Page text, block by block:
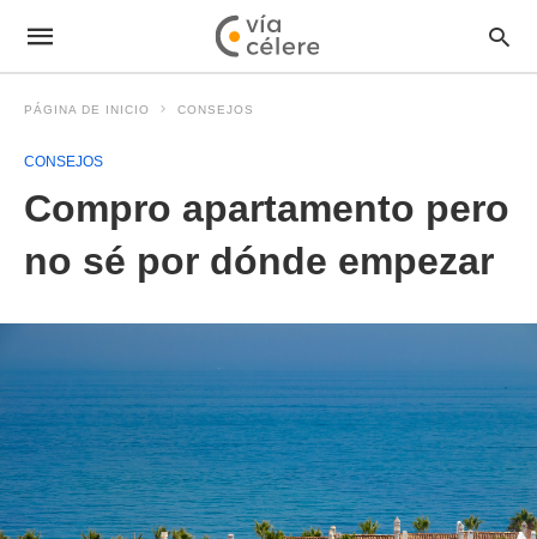
PÁGINA DE INICIO CONSEJOS
CONSEJOS
Compro apartamento pero
no sé por dónde empezar